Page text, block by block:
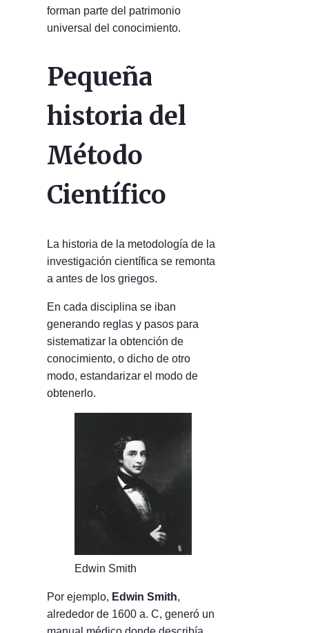
forman parte del patrimonio
universal del conocimiento.
Pequeña
historia del
Método
Científico
La historia de la metodología de la
investigación científica se remonta
a antes de los griegos.
En cada disciplina se iban
generando reglas y pasos para
sistematizar la obtención de
conocimiento, o dicho de otro
modo, estandarizar el modo de
obtenerlo.
Edwin Smith
Por ejemplo, Edwin Smith,
alrededor de 1600 a. C, generó un